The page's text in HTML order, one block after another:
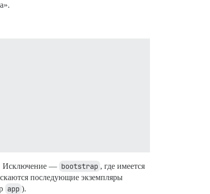
Исключение — bootstrap , где имеется
последующие экземпляры
app ).